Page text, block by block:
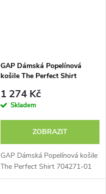
GAP Dámská Popelínová
košile The Perfect Shirt
1 274 Kč
Skladem
ZOBRAZIT
GAP Dámská Popelínová košile
The Perfect Shirt 704271-01